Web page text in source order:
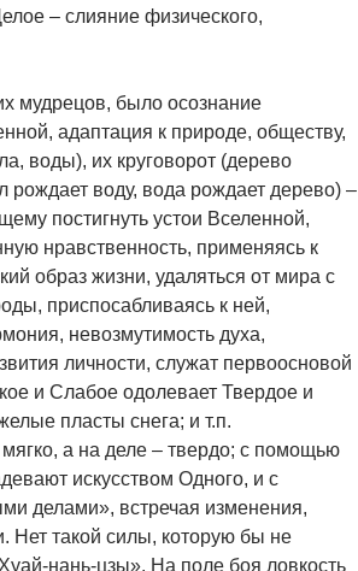
– слияние физического,
мудрецов, было осознание
адаптация к природе, обществу,
воды), их круговорот (дерево
рождает воду, вода рождает дерево) –
постигнуть устои Вселенной,
нравственность, применяясь к
образ жизни, удаляться от мира с
приспосабливаясь к ней,
невозмутимость духа,
личности, служат первоосновой
и Слабое одолевает Твердое и
пласты снега; и т.п.
а на деле – твердо; с помощью
искусством Одного, и с
делами», встречая изменения,
Нет такой силы, которую бы не
нань-цзы». На поле боя ловкость